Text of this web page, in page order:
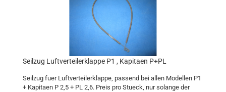
Seilzug Luftverteilerklappe P1 , Kapitaen P+PL
Seilzug fuer Luftverteilerklappe, passend bei allen Modellen P1
+ Kapitaen P 2,5 + PL 2,6. Preis pro Stueck, nur solange der